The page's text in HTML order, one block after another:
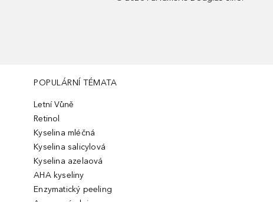
POPULÁRNÍ TÉMATA
Letní Vůně
Retinol
Kyselina mléčná
Kyselina salicylová
Kyselina azelaová
AHA kyseliny
Enzymatický peeling